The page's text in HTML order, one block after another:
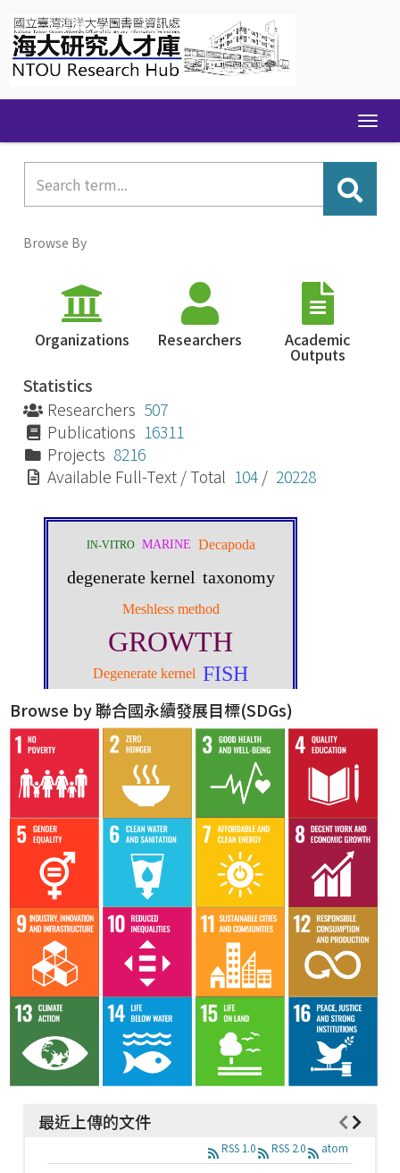
navigation
Browse By
Organizations Researchers Academic
Outputs
Statistics
Researchers 507
Publications 16311
Projects 8216
Available Full-Text / Total 104 / 20228
Browse by 聯合國永續發展目標(SDGs)
最近上傳的文件
RSS 1.0 RSS 2.0 atom